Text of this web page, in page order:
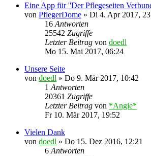
Eine App für ''Der Pflegeseiten
von PflegerDome » Di 4. Apr 2017,
16 Antworten
25542 Zugriffe
Letzter Beitrag von doedl
Mo 15. Mai 2017, 06:24
Unsere Seite
von doedl » Do 9. Mär 2017, 10:42
1 Antworten
20361 Zugriffe
Letzter Beitrag von *Angie*
Fr 10. Mär 2017, 19:52
Vielen Dank
von doedl » Do 15. Dez 2016, 12:21
6 Antworten